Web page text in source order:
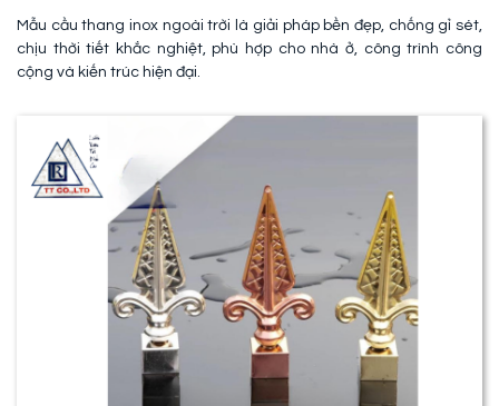
Mẫu cầu thang inox ngoài trời là giải pháp bền đẹp, chống gỉ sét,
chịu thời tiết khắc nghiệt, phù hợp cho nhà ở, công trình công
cộng và kiến trúc hiện đại.